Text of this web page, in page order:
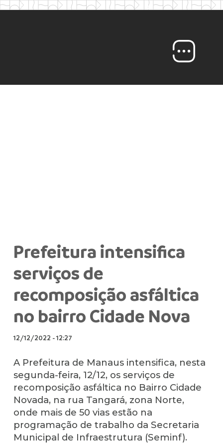
Prefeitura intensifica
serviços de
recomposição asfáltica
no bairro Cidade Nova
12/12/2022 -12:27
A Prefeitura de Manaus intensifica, nesta
segunda-feira, 12/12, os serviços de
recomposição asfáltica no Bairro Cidade
Novada, na rua Tangará, zona Norte,
onde mais de 50 vias estão na
programação de trabalho da Secretaria
Municipal de Infraestrutura (Seminf).